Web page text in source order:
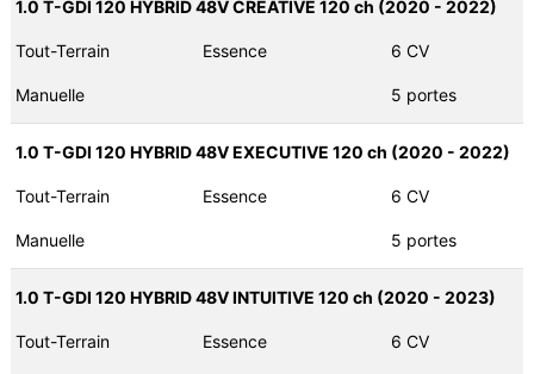
1.0 T-GDI 120 HYBRID 48V CREATIVE 120 ch (2020 - 2022)
Tout-Terrain Essence 6 CV
Manuelle 5 portes
1.0 T-GDI 120 HYBRID 48V EXECUTIVE 120 ch (2020 - 2022)
Tout-Terrain Essence 6 CV
Manuelle 5 portes
1.0 T-GDI 120 HYBRID 48V INTUITIVE 120 ch (2020 - 2023)
Tout-Terrain Essence 6 CV